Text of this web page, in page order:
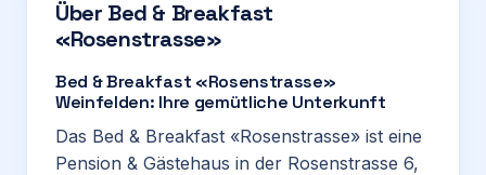
Über Bed & Breakfast
«Rosenstrasse»
Bed & Breakfast «Rosenstrasse»
Weinfelden: Ihre gemütliche Unterkunft
Das Bed & Breakfast «Rosenstrasse» ist eine
Pension & Gästehaus in der Rosenstrasse 6,